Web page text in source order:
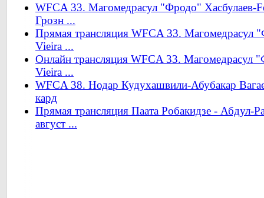
WFCA 33. Магомедрасул "Фродо" Хасбулаев-
Грозн ...
Прямая трансляция WFCA 33. Магомедрасул
Vieira ...
Онлайн трансляция WFCA 33. Магомедрасул
Vieira ...
WFCA 38. Нодар Кудухашвили-Абубакар
кард
Прямая трансляция Паата Робакидзе - Абдул-
август ...